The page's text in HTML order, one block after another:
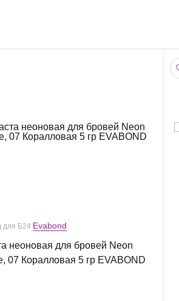
для Б24 Evabond
неоновая для бровей Neon
07 Коралловая 5 гр EVABOND